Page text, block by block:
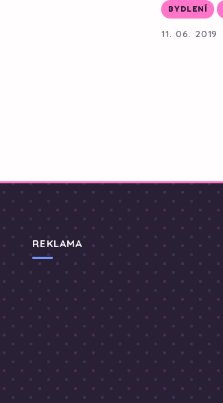
BYDLENÍ
11. 06. 2019
REKLAMA